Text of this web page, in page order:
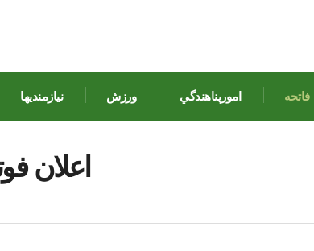
نيازمنديها ورزش امورپناهندگي فاتحه
اعلان